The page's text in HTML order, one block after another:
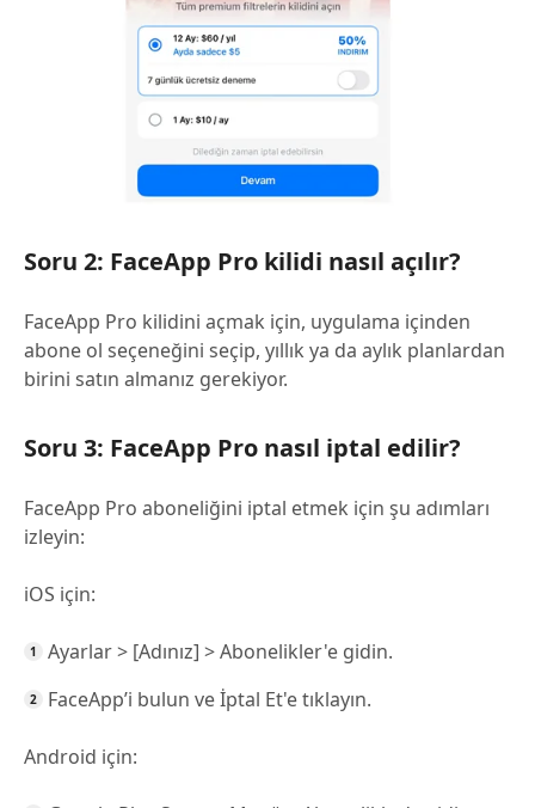
Soru 2: FaceApp Pro kilidi nasıl açılır?
FaceApp Pro kilidini açmak için, uygulama içinden
abone ol seçeneğini seçip, yıllık ya da aylık planlardan
birini satın almanız gerekiyor.
Soru 3: FaceApp Pro nasıl iptal edilir?
FaceApp Pro aboneliğini iptal etmek için şu adımları
izleyin:
iOS için:
Ayarlar > [Adınız] > Abonelikler'e gidin.
FaceApp’i bulun ve İptal Et'e tıklayın.
Android için: